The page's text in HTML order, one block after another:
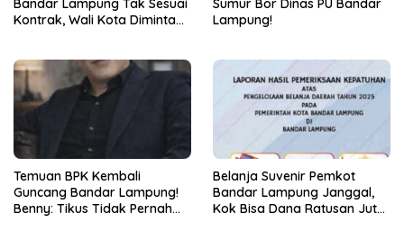
Bandar Lampung Tak Sesuai
Kontrak, Wali Kota Diminta
Sumur Bor Dinas PU Bandar
Lampung!
Temuan BPK Kembali
Guncang Bandar Lampung!
Benny: Tikus Tidak Pernah
Belanja Suvenir Pemkot
Bandar Lampung Janggal,
Kok Bisa Dana Ratusan Juta